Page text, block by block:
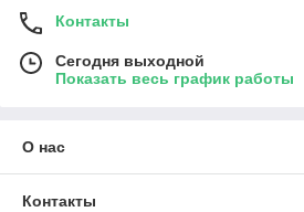
Контакты
Сегодня выходной
Показать весь график работы
О нас
Контакты